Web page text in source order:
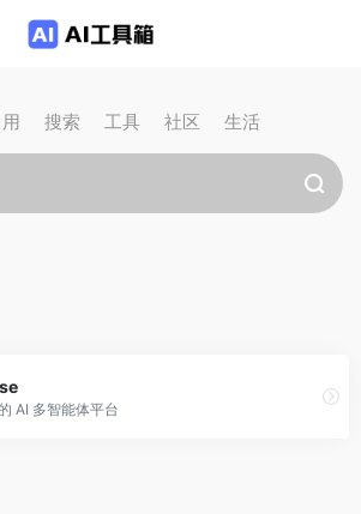
搜索 工具 社区 生活
AI 多智能体平台